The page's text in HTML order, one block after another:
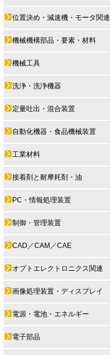
位置決め・減速機・モータ関連
機械機構部品・要素・材料
機械工具
洗浄・洗浄機器
定量吐出・混合装置
自動化機器・食品機械装置
工業材料
接着剤と耐摩耗剤・油
PC・情報処理装置
制御・管理装置
CAD／CAM／CAE
オプトエレクトロニクス関連
画像処理装置・ディスプレイ
電源・電池・エネルギー
電子部品